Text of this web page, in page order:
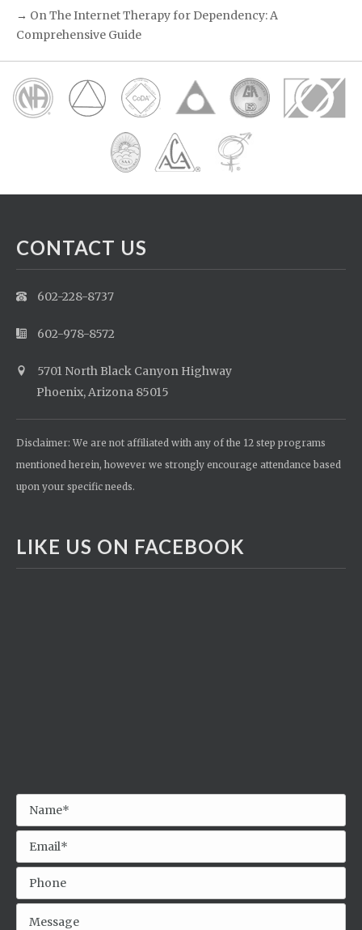
→ On The Internet Therapy for Dependency: A
Comprehensive Guide
CONTACT US
602-228-8737
602-978-8572
5701 North Black Canyon Highway
Phoenix, Arizona 85015
Disclaimer: We are not affiliated with any of the 12 step programs
mentioned herein, however we strongly encourage attendance based
upon your specific needs.
LIKE US ON FACEBOOK